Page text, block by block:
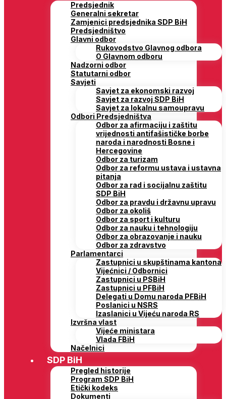
Predsjednik
Generalni sekretar
Zamjenici predsjednika SDP BiH
Predsjedništvo
Glavni odbor
Rukovodstvo Glavnog odbora
O Glavnom odboru
Nadzorni odbor
Statutarni odbor
Savjeti
Savjet za ekonomski razvoj
Savjet za razvoj SDP BiH
Savjet za lokalnu samoupravu
Odbori Predsjedništva
Odbor za afirmaciju i zaštitu
vrijednosti antifašističke borbe
naroda i narodnosti Bosne i
Hercegovine
Odbor za turizam
Odbor za reformu ustava i ustavna
pitanja
Odbor za rad i socijalnu zaštitu
SDP BiH
Odbor za pravdu i državnu upravu
Odbor za okoliš
Odbor za sport i kulturu
Odbor za nauku i tehnologiju
Odbor za obrazovanje i nauku
Odbor za zdravstvo
Parlamentarci
Zastupnici u skupštinama kantona
Vijećnici / Odbornici
Zastupnici u PSBiH
Zastupnici u PFBiH
Delegati u Domu naroda PFBiH
Poslanici u NSRS
Izaslanici u Vijeću naroda RS
Izvršna vlast
Vijeće ministara
Vlada FBiH
Načelnici
SDP BiH
Pregled historije
Program SDP BiH
Etički kodeks
Dokumenti